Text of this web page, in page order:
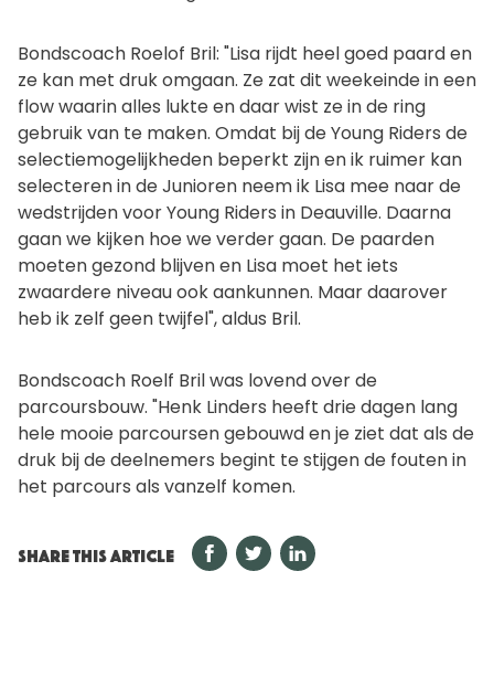
Bondscoach Roelof Bril: "Lisa rijdt heel goed paard en
ze kan met druk omgaan. Ze zat dit weekeinde in een
flow waarin alles lukte en daar wist ze in de ring
gebruik van te maken. Omdat bij de Young Riders de
selectiemogelijkheden beperkt zijn en ik ruimer kan
selecteren in de Junioren neem ik Lisa mee naar de
wedstrijden voor Young Riders in Deauville. Daarna
gaan we kijken hoe we verder gaan. De paarden
moeten gezond blijven en Lisa moet het iets
zwaardere niveau ook aankunnen. Maar daarover
heb ik zelf geen twijfel", aldus Bril.
Bondscoach Roelf Bril was lovend over de
parcoursbouw. "Henk Linders heeft drie dagen lang
hele mooie parcoursen gebouwd en je ziet dat als de
druk bij de deelnemers begint te stijgen de fouten in
het parcours als vanzelf komen.
SHARE THIS ARTICLE